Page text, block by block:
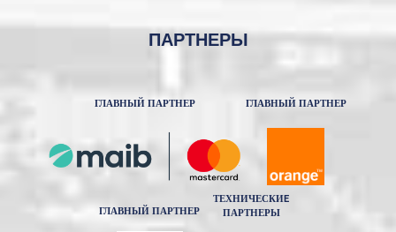
ПАРТНЕРЫ
ГЛАВНЫЙ ПАРТНЕР ГЛАВНЫЙ ПАРТНЕР
ГЛАВНЫЙ ПАРТНЕР
ТЕХНИЧЕСКИE
ПАРТНЕРЫ